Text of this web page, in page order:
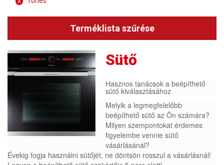
Terméklista szűrése
Sütő
Hasznos tanácsok a beépíthető
sütő kiválasztásához
Melyik a legmegfelelőbb
beépíthető sütő az Ön számára?
Milyen szempontokat érdemes
figyelembe vennie sütő
vásárlásánál?
Évekig fogja használni sütőjét, ne döntsön rosszul a vásárlásnál!